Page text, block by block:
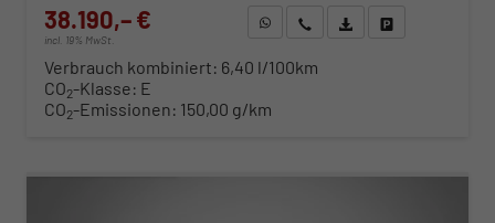
38.190,– €
incl. 19% MwSt.
WhatsApp anfragen
Wir rufen Sie anFahrzeugexposé (PDF)
Verbrauch kombiniert: 6,40 l/100km
CO2-Klasse: E
CO2-Emissionen: 150,00 g/km